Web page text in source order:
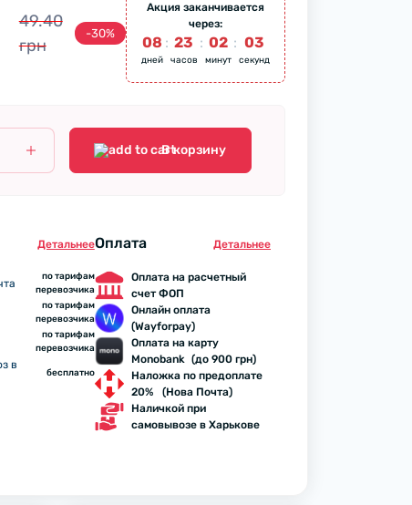
49.40
грн
-30%
Акция заканчивается
через:
08
дней
: 23
часов
: 02
минут
: 02
секунд
В корзину
Детальнее
по тарифам
перевозчика
по тарифам
перевозчика
по тарифам
перевозчика
в
бесплатно
Оплата Детальнее
Оплата на расчетный
счет ФОП
Онлайн оплата
(Wayforpay)
Оплата на карту
Monobank (до 900 грн)
Наложка по предоплате
20% (Нова Почта)
Наличкой при
самовывозе в Харькове